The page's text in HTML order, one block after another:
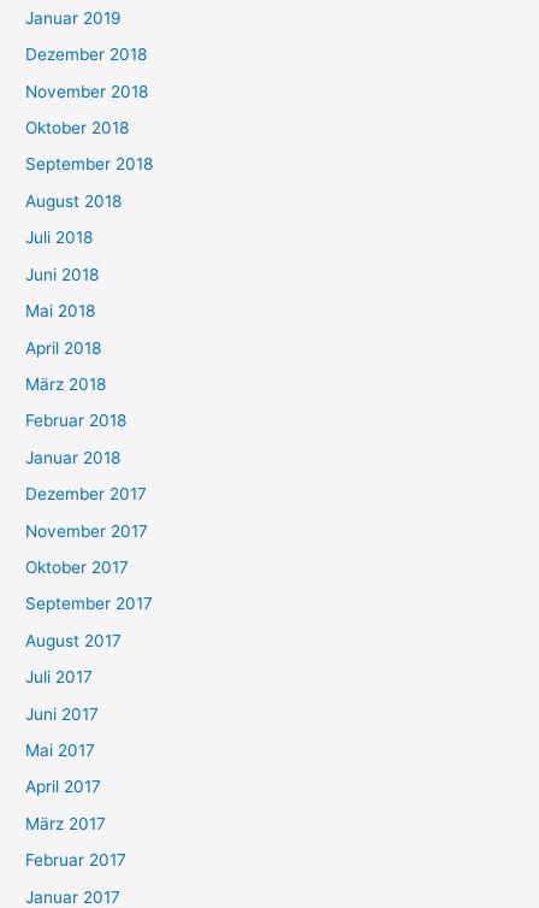
Januar 2019
Dezember 2018
November 2018
Oktober 2018
September 2018
August 2018
Juli 2018
Juni 2018
Mai 2018
April 2018
März 2018
Februar 2018
Januar 2018
Dezember 2017
November 2017
Oktober 2017
September 2017
August 2017
Juli 2017
Juni 2017
Mai 2017
April 2017
März 2017
Februar 2017
Januar 2017